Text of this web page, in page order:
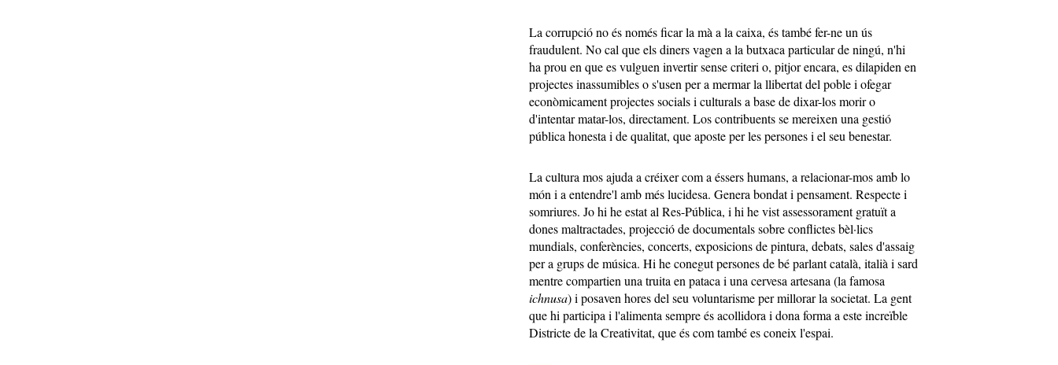
La corrupció no és només ficar la mà a la caixa, és també fer-ne un ús
fraudulent. No cal que els diners vagen a la butxaca particular de ningú, n'hi
ha prou en que es vulguen invertir sense criteri o, pitjor encara, es dilapiden en
projectes inassumibles o s'usen per a mermar la llibertat del poble i ofegar
econòmicament projectes socials i culturals a base de dixar-los morir o
d'intentar matar-los, directament. Los contribuents se mereixen una gestió
pública honesta i de qualitat, que aposte per les persones i el seu benestar.
La cultura mos ajuda a créixer com a éssers humans, a relacionar-mos amb lo
món i a entendre'l amb més lucidesa. Genera bondat i pensament. Respecte i
somriures. Jo hi he estat al Res-Pública, i hi he vist assessorament gratuït a
dones maltractades, projecció de documentals sobre conflictes bèl·lics
mundials, conferències, concerts, exposicions de pintura, debats, sales d'assaig
per a grups de música. Hi he conegut persones de bé parlant català, italià i sard
mentre compartien una truita en pataca i una cervesa artesana (la famosa
ichnusa) i posaven hores del seu voluntarisme per millorar la societat. La gent
que hi participa i l'alimenta sempre és acollidora i dona forma a este increïble
Districte de la Creativitat, que és com també es coneix l'espai.